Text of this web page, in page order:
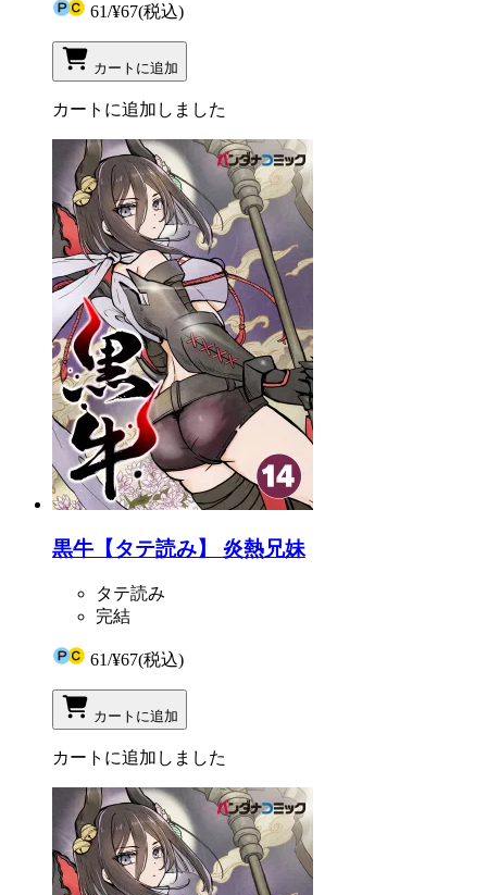
61/¥67(税込)
カートに追加
カートに追加しました
黒牛【タテ読み】 炎熱兄妹
タテ読み
完結
61/¥67(税込)
カートに追加
カートに追加しました